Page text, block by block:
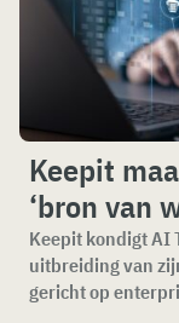
Keepit
‘bron van
Keepit kondigt AI
uitbreiding van
gericht op